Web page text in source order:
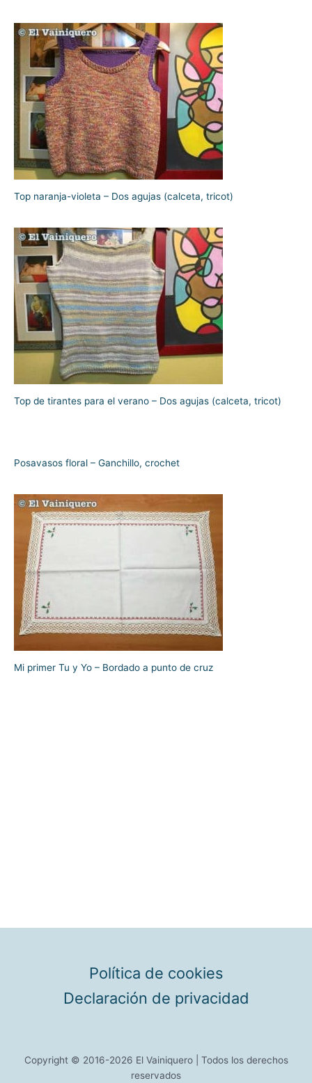
Top naranja-violeta – Dos agujas (calceta, tricot)
Top de tirantes para el verano – Dos agujas (calceta, tricot)
Posavasos floral – Ganchillo, crochet
Mi primer Tu y Yo – Bordado a punto de cruz
Política de cookies
Declaración de privacidad
Copyright © 2016-2026 El Vainiquero | Todos los derechos
reservados